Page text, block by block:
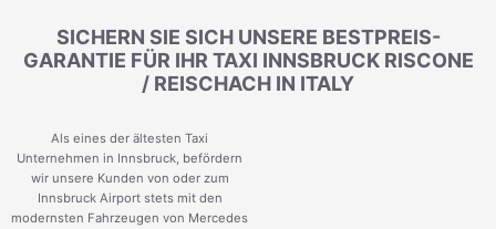
SICHERN SIE SICH UNSERE BESTPREIS-
GARANTIE FÜR IHR TAXI INNSBRUCK RISCONE
/ REISCHACH IN ITALY
Als eines der ältesten Taxi
Unternehmen in Innsbruck, befördern
wir unsere Kunden von oder zum
Innsbruck Airport stets mit den
modernsten Fahrzeugen von Mercedes